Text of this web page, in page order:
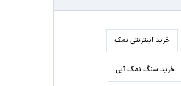
خرید اینترنتی نمک
خرید سنگ نمک آبی